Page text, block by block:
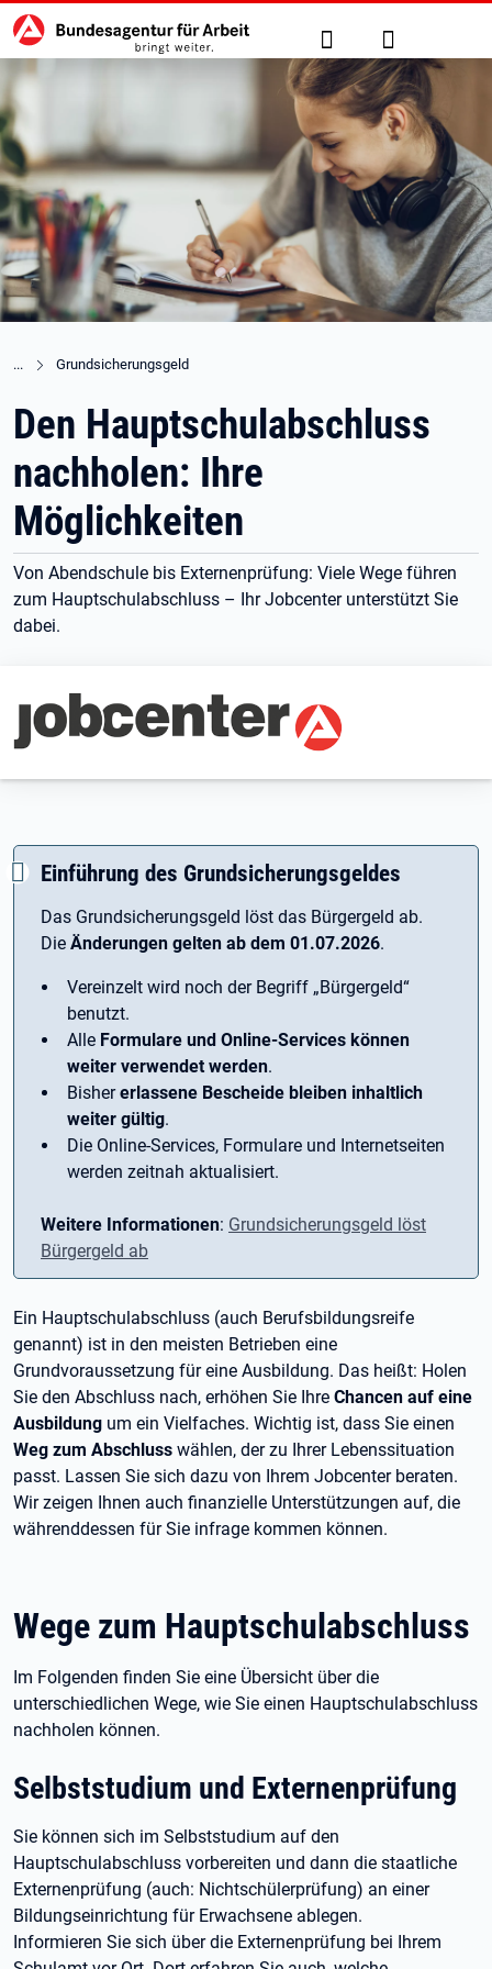
zu den Hauptinhalten springen
Hauptnavigation Suche Anmelden
Grundsicherungsgeld
Den Hauptschulabschluss
nachholen: Ihre
Möglichkeiten
Von Abendschule bis Externenprüfung: Viele Wege führen
zum Hauptschulabschluss – Ihr Jobcenter unterstützt Sie
dabei.
Branding-Bereich Beschreibung
Einführung des Grundsicherungsgeldes
Das Grundsicherungsgeld löst das Bürgergeld ab.
Die Änderungen gelten ab dem 01.07.2026.
Vereinzelt wird noch der Begriff ­„Bürgergeld“
benutzt.
Alle Formulare und Online-Services können
weiter verwendet werden.
Bishererlassene Bescheide bleiben inhaltlich
weiter gültig.
Die Online-Services, Formulare und Internetseiten
werden zeitnah aktualisiert.
Weitere Informationen: Grundsicherungsgeld löst
Bürgergeld ab
Ein Hauptschulabschluss (auch Berufsbildungsreife
genannt) ist in den meisten Betrieben eine
Grundvoraussetzung für eine Ausbildung. Das heißt: Holen
Sie den Abschluss nach, erhöhen Sie Ihre Chancen auf eine
Ausbildung um ein Vielfaches. Wichtig ist, dass Sie einen
Weg zum Abschluss wählen, der zu Ihrer Lebenssituation
passt. Lassen Sie sich dazu von Ihrem Jobcenter beraten.
Wir zeigen Ihnen auch finanzielle Unterstützungen auf, die
währenddessen für Sie infrage kommen können.
Wege zum Hauptschulabschluss
Im Folgenden finden Sie eine Übersicht über die
unterschiedlichen Wege, wie Sie einen Hauptschulabschluss
nachholen können.
Selbststudium und Externenprüfung
Sie können sich im Selbststudium auf den
Hauptschulabschluss vorbereiten und dann die staatliche
Externenprüfung (auch: Nichtschülerprüfung) an einer
Bildungseinrichtung für Erwachsene ablegen.
Informieren Sie sich über die Externenprüfung bei Ihrem